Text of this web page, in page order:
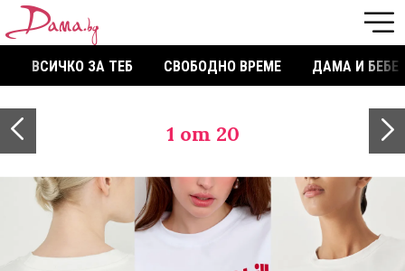
ВСИЧКО ЗА ТЕБ СВОБОДНО ВРЕМЕ ДАМА И БЕБЕ
1 от 20